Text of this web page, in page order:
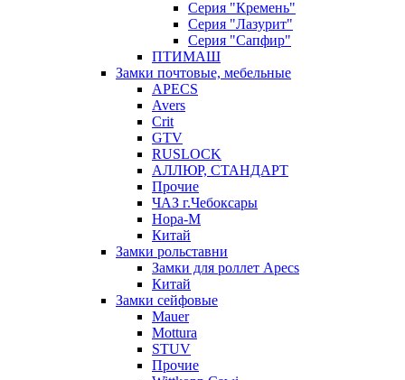
Серия "Кремень"
Серия "Лазурит"
Серия "Сапфир"
ПТИМАШ
Замки почтовые, мебельные
APECS
Avers
Crit
GTV
RUSLOCK
АЛЛЮР, СТАНДАРТ
Прочие
ЧАЗ г.Чебоксары
Нора-М
Китай
Замки рольставни
Замки для роллет Apecs
Китай
Замки сейфовые
Mauer
Mottura
STUV
Прочие